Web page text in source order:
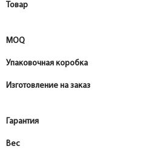
Товар
MOQ
Упаковочная коробка
Изготовление на заказ
Гарантия
Вес